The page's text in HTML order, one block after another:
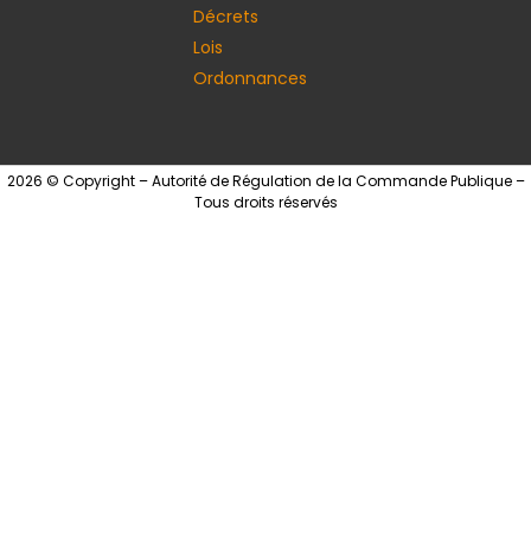
Décrets
Lois
Ordonnances
2026 © Copyright – Autorité de Régulation de la Commande Publique –
Tous droits réservés